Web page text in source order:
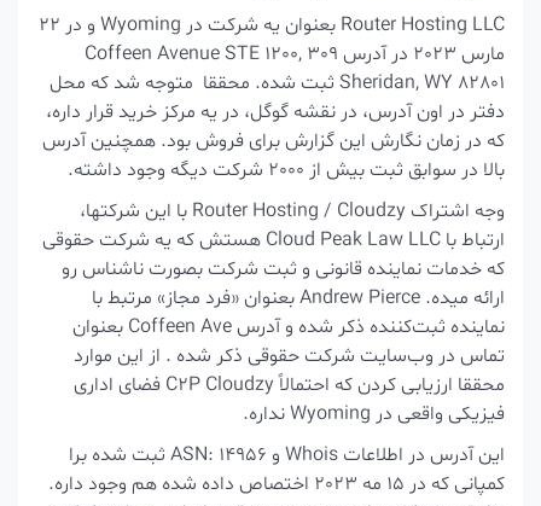
Router Hosting LLC بعنوان یه شرکت در Wyoming و در 22
مارس 2023 در آدرس 309 Coffeen Avenue STE 1200,
Sheridan, WY 82801 ثبت شده.
محققا متوجه شد که محل
دفتر در اون آدرس، در نقشه گوگل، در یه مرکز خرید قرار داره،
که در زمان نگارش این گزارش برای فروش بود. همچنین آدرس
بالا در سوابق ثبت بیش از 2000 شرکت دیگه وجود داشته.
وجه اشتراک Router Hosting / Cloudzy با این شرکتها،
ارتباط با Cloud Peak Law LLC هستش که یه شرکت حقوقی
که خدمات نماینده قانونی و ثبت شرکت بصورت ناشناس رو
ارائه میده. Andrew Pierce بعنوان
«فرد مجاز» مرتبط با
نماینده ثبت‌کننده ذکر شده و آدرس Coffeen Ave بعنوان
تماس در وب‌سایت شرکت حقوقی ذکر شده .از این موارد
محققا
ارزیابی کردن که احتمالاً C2P Cloudzy فضای اداری
فیزیکی واقعی در Wyoming نداره.
این آدرس در اطلاعات Whois و ASN: 14956 ثبت شده برا
کمپانی که در 15 مه 2023 اختصاص داده شده هم وجود داره.